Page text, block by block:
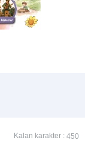
Kalan karakter : 450